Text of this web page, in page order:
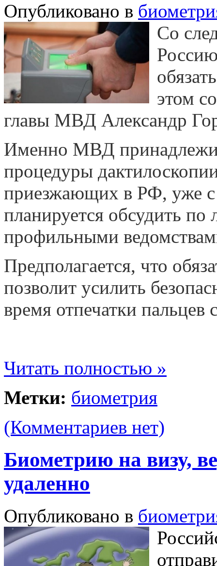
Опубликовано в
Со
этом
главы МВД Александр
Именно МВД
процедуры
приезжающих в РФ, уже с
планируется обсудить
профильными
Предполагается, что
позволит усилить
время отпечатки
Читать полностью »
Метки: биометрия
(Комментариев нет)
Биометрию на визу,
удаленно
Опубликовано в